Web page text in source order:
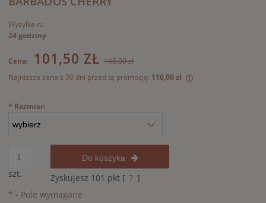
Wysyłka w:
24 godziny
Cena: 101,50 ZŁ 145,00 zł
Najniższa cena z 30 dni przed tą promocją: 116,00 zł
* Rozmiar:
szt.
Do koszyka
Zyskujesz 101 pkt [ ? ]
* - Pole wymagane